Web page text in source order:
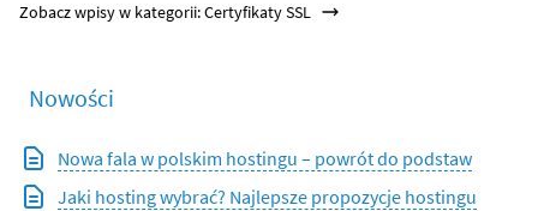
Zobacz wpisy w kategorii: Certyfikaty SSL
Nowości
Nowa fala w polskim hostingu – powrót do podstaw
Jaki hosting wybrać? Najlepsze propozycje hostingu